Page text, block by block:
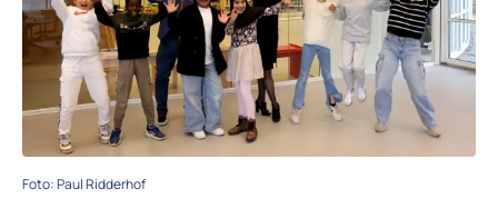
Foto: Paul Ridderhof